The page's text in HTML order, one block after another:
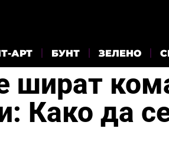
АРТ БУНТ ЗЕЛЕНО
шират
Како да